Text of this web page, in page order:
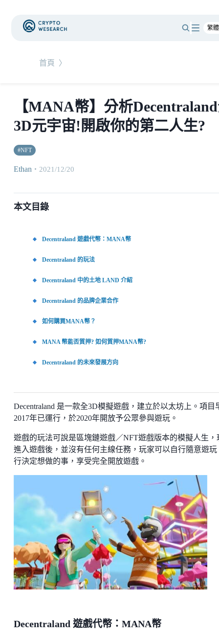
首頁 〉
【MANA幣】分析
3D元宇宙!開啟你的第二人生?
#NFT
Ethan ・ 2021/12/20
本文目錄
Decentraland 遊戲代幣：MANA幣
Decentraland 的玩法
Decentraland 中的土地 LAND 介紹
Decentraland 的品牌企業合作
如何購買MANA幣？
MANA 幣能否質押? 如何質押MANA幣?
Decentraland 的未來發展方向
Decentraland 是一款全3D模擬遊戲，建立於以太坊上。項目
2017年已運行，於2020年開放予公眾參與遊玩。
遊戲的玩法可說是區塊鏈遊戲／NFT遊戲版本的模擬人生，
進入遊戲後，並沒有任何主線任務，玩家可以自行隨意遊玩
行決定想做的事，享受完全開放遊戲。
Decentraland 遊戲代幣：MANA幣